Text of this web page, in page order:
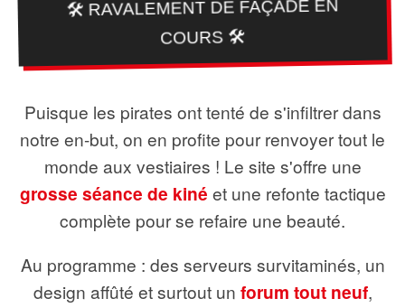
🛠️ RAVALEMENT DE FAÇADE EN
COURS 🛠️
Puisque les pirates ont tenté de s'infiltrer dans
notre en-but, on en profite pour renvoyer tout le
monde aux vestiaires ! Le site s'offre une
grosse séance de kiné et une refonte tactique
complète pour se refaire une beauté.
Au programme : des serveurs survitaminés, un
design affûté et surtout un forum tout neuf,